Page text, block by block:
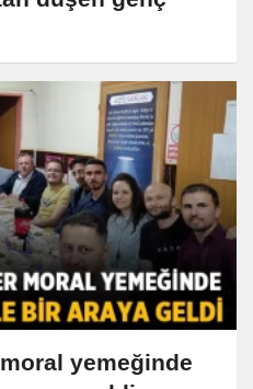
moral yemeğinde